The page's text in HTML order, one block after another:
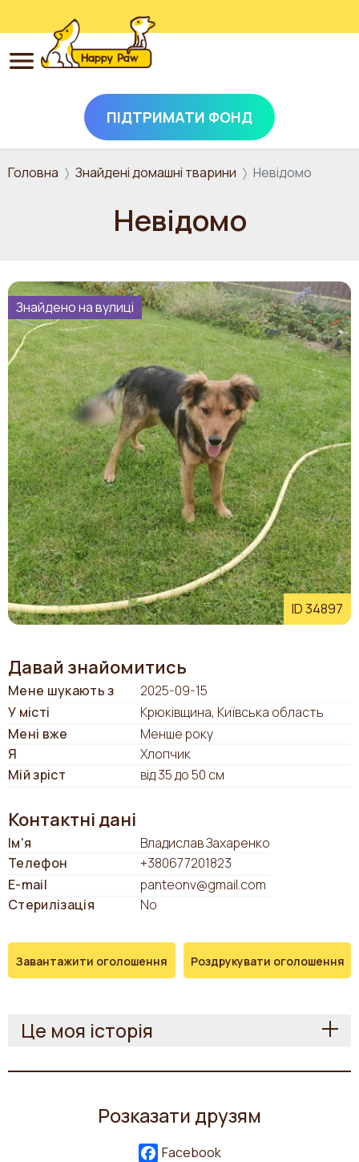
Перейти до основного вмісту
ПІДТРИМАТИ ФОНД
Головна Знайдені домашні тварини Невідомо
Невідомо
ID 34897
Знайдено на вулиці
Давай знайомитись
Мене шукають з
2025-09-15
У місті
Крюківщина, Київська область
Мені вже
Менше року
Я
Хлопчик
Мій зріст
від 35 до 50 см
Контактні дані
Ім'я
Владислав Захаренко
Телефон
+380677201823
E-mail
panteonv@gmail.com
Стерилізація
No
Завантажити оголошення Роздрукувати оголошення
Це моя історія
Розказати друзям
Facebook